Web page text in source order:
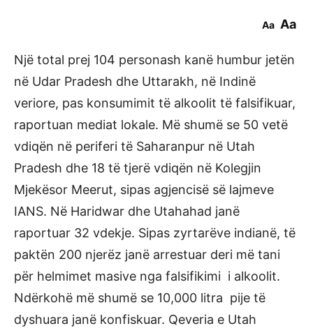
Aa Aa
Një total prej 104 personash kanë humbur jetën
në Udar Pradesh dhe Uttarakh, në Indinë
veriore, pas konsumimit të alkoolit të falsifikuar,
raportuan mediat lokale. Më shumë se 50 vetë
vdiqën në periferi të Saharanpur në Utah
Pradesh dhe 18 të tjerë vdiqën në Kolegjin
Mjekësor Meerut, sipas agjencisë së lajmeve
IANS. Në Haridwar dhe Utahahad janë
raportuar 32 vdekje. Sipas zyrtarëve indianë, të
paktën 200 njerëz janë arrestuar deri më tani
për helmimet masive nga falsifikimi i alkoolit.
Ndërkohë më shumë se 10,000 litra pije të
dyshuara janë konfiskuar. Qeveria e Utah